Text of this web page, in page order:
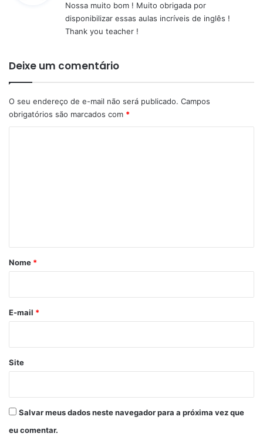
s
e
:
Nossa muito bom ! Muito obrigada por
disponibilizar essas aulas incríveis de inglês !
Thank you teacher !
Deixe um comentário
O seu endereço de e-mail não será publicado. Campos
obrigatórios são marcados com *
r
*
Nome *
E-mail *
Site
Salvar meus dados neste navegador para a próxima vez que
eu comentar.